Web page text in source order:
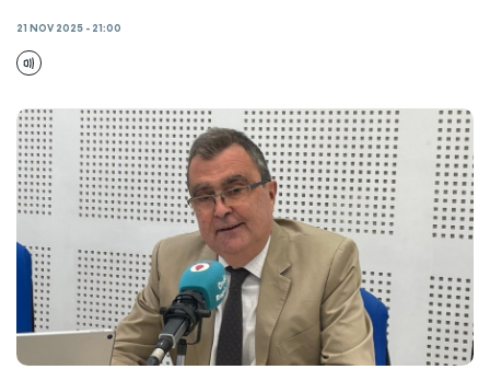
21 NOV 2025 - 21:00